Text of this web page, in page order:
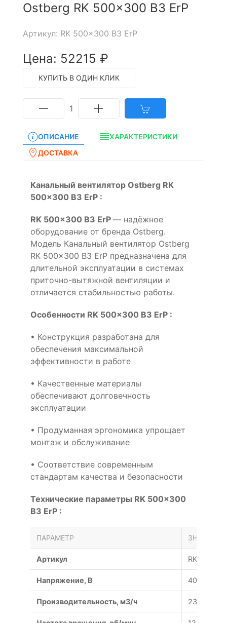
Ostberg RK 500x300 B3 ErP
Артикул: RK 500x300 B3 ErP
Цена: 52215 ₽
КУПИТЬ В ОДИН КЛИК
1
ОПИСАНИЕ
ХАРАКТЕРИСТИКИ
ДОСТАВКА
Канальный вентилятор Ostberg RK
500x300 B3 ErP :
RK 500x300 B3 ErP — надёжное
оборудование от бренда Ostberg.
Модель Канальный вентилятор Ostberg
RK 500x300 B3 ErP предназначена для
длительной эксплуатации в системах
приточно-вытяжной вентиляции и
отличается стабильностью работы.
Особенности RK 500x300 B3 ErP :
• Конструкция разработана для
обеспечения максимальной
эффективности в работе
• Качественные материалы
обеспечивают долговечность
эксплуатации
• Продуманная эргономика упрощает
монтаж и обслуживание
• Соответствие современным
стандартам качества и безопасности
Технические параметры RK 500x300
B3 ErP :
ПАРАМЕТР ЗНАЧЕНИЕ
Артикул RK
Напряжение, В 400/50
Производительность, м3/ч 2300